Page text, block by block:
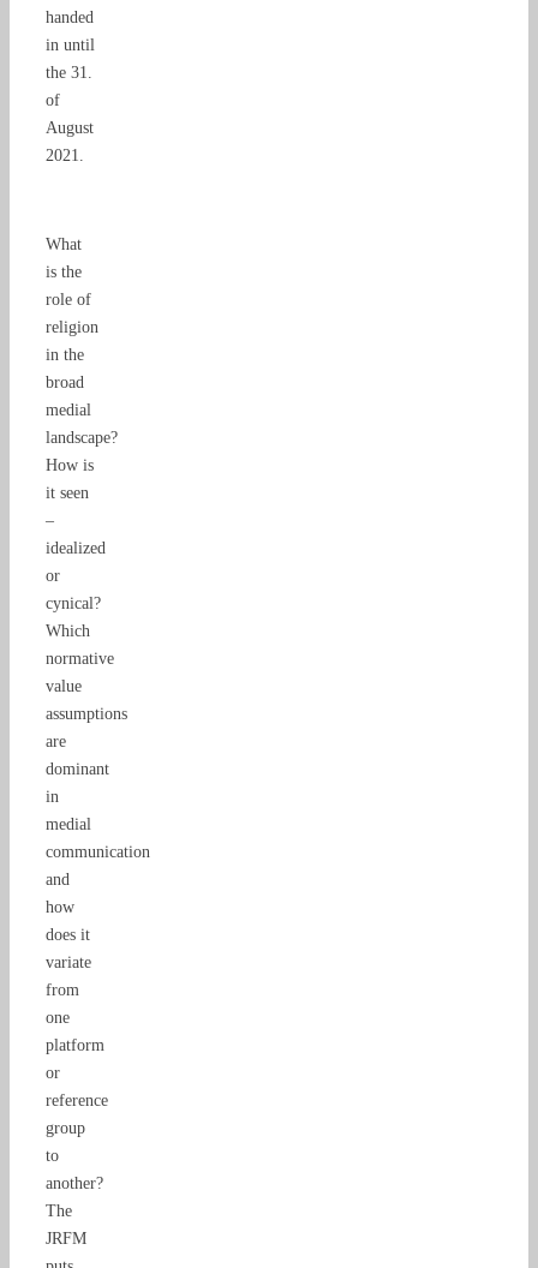
handed
in until
the 31.
of
August
2021.
What
is the
role of
religion
in the
broad
medial
landscape?
How is
it seen
–
idealized
or
cynical?
Which
normative
value
assumptions
are
dominant
in
medial
communication
and
how
does it
variate
from
one
platform
or
reference
group
to
another?
The
JRFM